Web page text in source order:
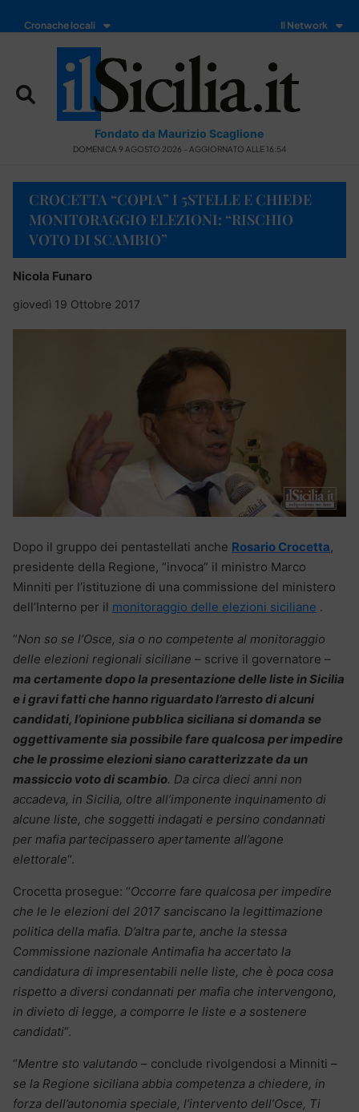
Cronache locali Il Network
Fondato da Maurizio Scaglione
DOMENICA 9 AGOSTO 2026 - AGGIORNATO ALLE 16:54
CROCETTA “COPIA” I 5STELLE E CHIEDE
MONITORAGGIO ELEZIONI: “RISCHIO
VOTO DI SCAMBIO”
Nicola Funaro
giovedì 19 Ottobre 2017
Dopo il gruppo dei pentastellati anche Rosario Crocetta,
presidente della Regione, “invoca” il ministro Marco
Minniti per l’istituzione di una commissione del ministero
dell’Interno per il monitoraggio delle elezioni siciliane .
“Non so se l’Osce, sia o no competente al monitoraggio
delle elezioni regionali siciliane – scrive il governatore –
ma certamente dopo la presentazione delle liste in Sicilia
e i gravi fatti che hanno riguardato l’arresto di alcuni
candidati, l’opinione pubblica siciliana si domanda se
oggettivamente sia possibile fare qualcosa per impedire
che le prossime elezioni siano caratterizzate da un
massiccio voto di scambio. Da circa dieci anni non
accadeva, in Sicilia, oltre all’imponente inquinamento di
alcune liste, che soggetti indagati e persino condannati
per mafia partecipassero apertamente all’agone
elettorale“.
Crocetta prosegue: “Occorre fare qualcosa per impedire
che le le elezioni del 2017 sanciscano la legittimazione
politica della mafia. D’altra parte, anche la stessa
Commissione nazionale Antimafia ha accertato la
candidatura di impresentabili nelle liste, che è poca cosa
rispetto a diversi condannati per mafia che intervengono,
in divieto di legge, a comporre le liste e a sostenere
candidati“.
“Mentre sto valutando – conclude rivolgendosi a Minniti –
se la Regione siciliana abbia competenza a chiedere, in
forza dell’autonomia speciale, l’intervento dell’Osce, Ti